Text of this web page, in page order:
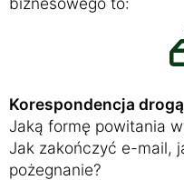
Korespondencja
Jaką formę powitania
Jak zakończyć e-mail,
pożegnanie?